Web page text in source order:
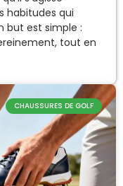
habitudes qui
but est simple :
tout en
CHAUSSURES DE GOLF